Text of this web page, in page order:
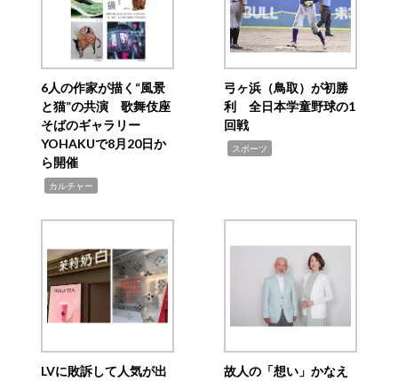
6人の作家が描く“風景
と猫”の共演 歌舞伎座
そばのギャラリー
YOHAKUで8月20日か
ら開催
カルチャー
弓ヶ浜（鳥取）が初勝
利 全日本学童野球の1
回戦
スポーツ
LVに敗訴して人気が出
故人の「想い」かなえ